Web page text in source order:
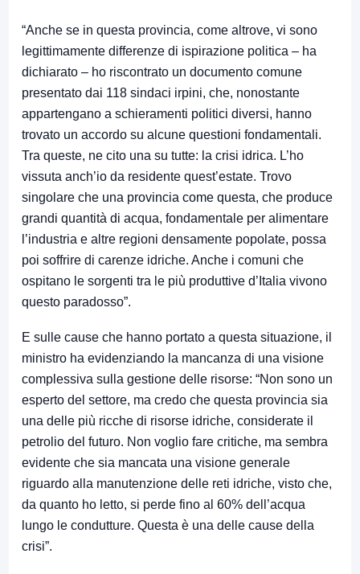
“Anche se in questa provincia, come altrove, vi sono
legittimamente differenze di ispirazione politica – ha
dichiarato – ho riscontrato un documento comune
presentato dai 118 sindaci irpini, che, nonostante
appartengano a schieramenti politici diversi, hanno
trovato un accordo su alcune questioni fondamentali.
Tra queste, ne cito una su tutte: la crisi idrica. L’ho
vissuta anch’io da residente quest’estate. Trovo
singolare che una provincia come questa, che produce
grandi quantità di acqua, fondamentale per alimentare
l’industria e altre regioni densamente popolate, possa
poi soffrire di carenze idriche. Anche i comuni che
ospitano le sorgenti tra le più produttive d’Italia vivono
questo paradosso”.
E sulle cause che hanno portato a questa situazione, il
ministro ha evidenziando la mancanza di una visione
complessiva sulla gestione delle risorse: “Non sono un
esperto del settore, ma credo che questa provincia sia
una delle più ricche di risorse idriche, considerate il
petrolio del futuro. Non voglio fare critiche, ma sembra
evidente che sia mancata una visione generale
riguardo alla manutenzione delle reti idriche, visto che,
da quanto ho letto, si perde fino al 60% dell’acqua
lungo le condutture. Questa è una delle cause della
crisi”.